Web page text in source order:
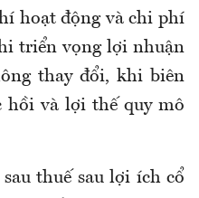
hoạt động và chi phí
triển vọng lợi nhuận
thay đổi, khi biên
hồi và lợi thế quy mô
thuế sau lợi ích cổ